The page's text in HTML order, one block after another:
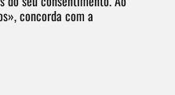
concorda com a